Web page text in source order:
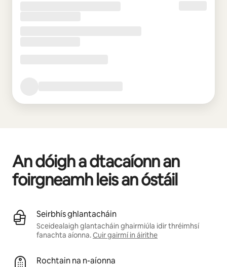
An dóigh a dtacaíonn an
foirgneamh leis an óstáil
Seirbhís ghlantacháin
Sceidealaigh glantacháin ghairmiúla idir thréimhsí
fanachta aíonna.Cuir gairmí in áirithe
Rochtain na n-aíonna